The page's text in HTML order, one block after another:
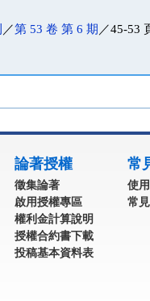
／第 53 卷 第 6 期 ／45-53
論著授權
徵集論著
啟用授權專區
權利金計算說明
授權合約書下載
投稿基本資料表
常
使
常